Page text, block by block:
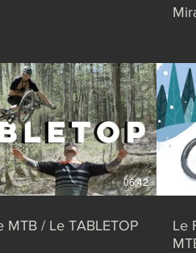
06:42
MTB / Le TABLETOP
Le